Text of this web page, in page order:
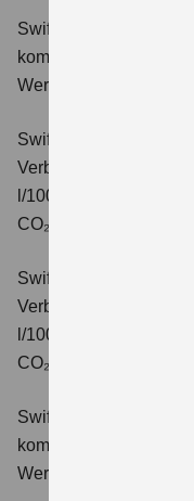
Swift 1.2 DUALJET
kombinierter
Wert der CO₂-
Swift 1.2 DUALJET
Verbrauchswerte:
l/100km; kombinierter
CO₂-Klasse: C.
Swift 1.2 DUALJET
Verbrauchswerte:
l/100km; kombinierter
CO₂-Klasse: C.
Swift 1.2 DUALJET
kombinierter
Wert der CO₂-